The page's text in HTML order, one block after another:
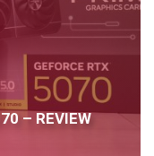
– REVIEW